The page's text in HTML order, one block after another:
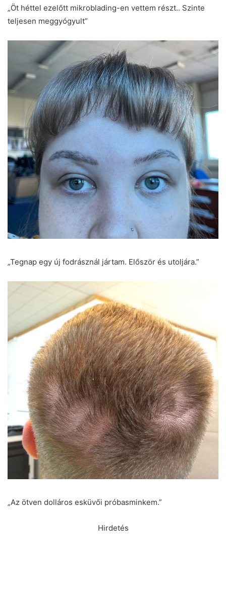
„Öt héttel ezelőtt mikroblading-en vettem részt.. Szinte
teljesen meggyógyult”
„Tegnap egy új fodrásznál jártam. Először és utoljára.”
„Az ötven dolláros esküvői próbasminkem.”
Hirdetés